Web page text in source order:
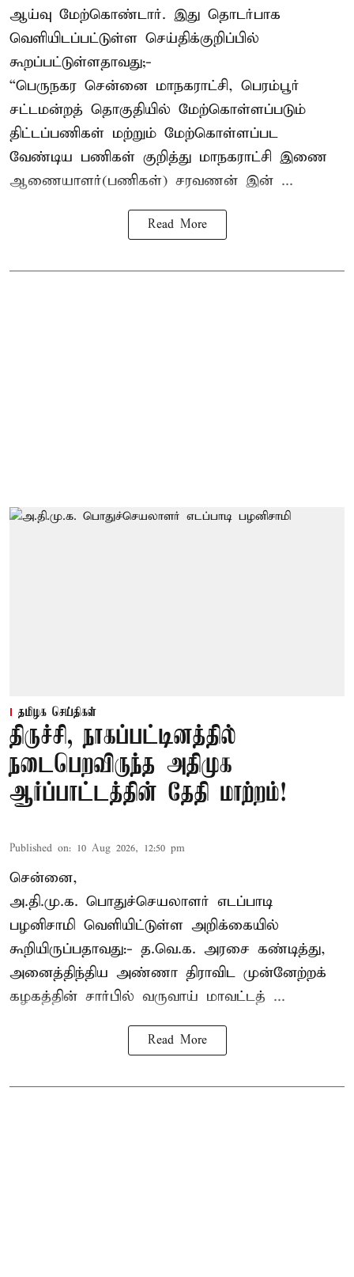
ஆய்வு மேற்கொண்டார். இது தொடர்பாக
வெளியிடப்பட்டுள்ள செய்திக்குறிப்பில்
கூறப்பட்டுள்ளதாவது;-
“பெருநகர சென்னை மாநகராட்சி, பெரம்பூர்
சட்டமன்றத் தொகுதியில் மேற்கொள்ளப்படும்
திட்டப்பணிகள் மற்றும் மேற்கொள்ளப்பட
வேண்டிய பணிகள் குறித்து மாநகராட்சி இணை
ஆணையாளர்(பணிகள்) சரவணன் இன் ...
Read More
தமிழக செய்திகள்
திருச்சி, நாகப்பட்டினத்தில்
நடைபெறவிருந்த அதிமுக
ஆர்ப்பாட்டத்தின் தேதி மாற்றம்!
Published on: 10 Aug 2026, 12:50 pm
சென்னை,
அ.தி.மு.க. பொதுச்செயலாளர் எடப்பாடி
பழனிசாமி வெளியிட்டுள்ள அறிக்கையில்
கூறியிருப்பதாவது:- த.வெ.க. அரசை கண்டித்து,
அனைத்திந்திய அண்ணா திராவிட முன்னேற்றக்
கழகத்தின் சார்பில் வருவாய் மாவட்டத் ...
Read More